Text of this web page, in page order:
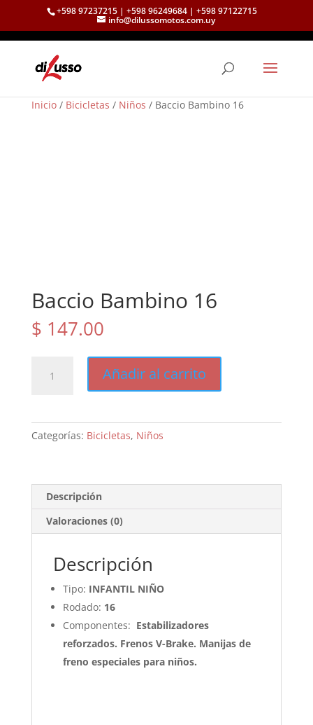
+598 97237215 | +598 96249684 | +598 97122715
info@dilussomotos.com.uy
Inicio/ Bicicletas / Niños / Baccio Bambino 16
Baccio Bambino 16
$ 147.00
Bambino
Añadir al carrito
Categorías: Bicicletas, Niños
Descripción
Valoraciones (0)
Descripción
Tipo: INFANTIL NIÑO
Rodado: 16
Componentes: Estabilizadores
reforzados. Frenos V-Brake. Manijas de
freno especiales para niños.